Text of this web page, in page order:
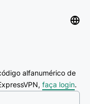
alfanumérico de
faça login.